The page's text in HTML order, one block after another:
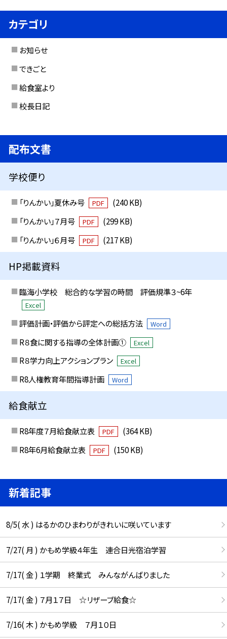
カテゴリ
お知らせ
できごと
給食室より
校長日記
配布文書
学校便り
「りんかい」夏休み号 PDF
(240 KB)
「りんかい」７月号
PDF
(299 KB)
「りんかい」６月号
PDF (217 KB)
HP掲載資料
臨海小学校 総合的な学習の時間 評価規準３~6年
Excel
評価計画・評価から評定への総括方法 Word
R８食に関する指導の全体計画① Excel
R８学力向上アクションプラン Excel
R8人権教育年間指導計画 Word
給食献立
R8年度７月給食献立表 PDF
(364 KB)
R8年6月給食献立表
PDF (150 KB)
新着記事
8/5( 水 ) はるかのひまわりがきれいに咲いています
7/27( 月 ) かもめ学級４年生 連合日光宿泊学習
7/17( 金 ) １学期 終業式 みんながんばりました
7/17( 金 ) ７月１７日 ☆リザーブ給食☆
7/16( 木 ) かもめ学級 ７月１０日